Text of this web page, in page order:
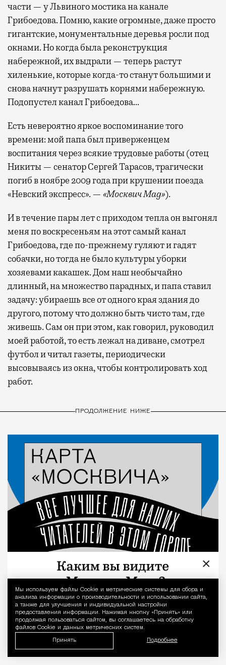
Уведомление
Мы используем файлы Сookie и метрические системы для сбора и
анализа информации о производительности и использовании сайта,
а также для улучшения и индивидуальной настройки
предоставления информации. Нажимая кнопку «Принять» или
продолжая пользоваться сайтом, вы соглашаетесь на обработку
файлов Cookie и данных метрических систем.
Принять Подробнее
Бизнес-зал становится местом, где можно
провести переговоры, поработать или просто
выпить кофе, наблюдая сквозь панорамные
окна за тем, как взлетают и садятся
самолеты. В Москве нет недостатка
в лаунжах. В аэропортах их обычно
несколько — в разных зонах воздушных
гаваней. На некоторых вокзалах — тоже.
Лаунжи доступны на Ленинградском,
Павелецком, Казанском, Ярославском
Попасть в бизнес-залы
могут держатели карт Mir Supreme. Причем
не только в столице. Всего доступно более
1000 бизнес-залов по всему миру.
части — у Львиного мостика на канале
Грибоедова. Помню, какие огромные, даже просто
гигантские, монументальные деревья росли под
окнами. Но когда была реконструкция
набережной, их выдрали — теперь растут
хиленькие, которые когда-то станут большими и
снова начнут разрушать корнями набережную.
Подопустел канал Грибоедова…
Есть невероятно яркое воспоминание того
времени: мой папа был приверженцем
воспитания через всякие трудовые работы (отец
Никиты — сенатор Сергей Тарасов, трагически
погиб в ноябре 2009 года при крушении поезда
«Невский экспресс». — «Москвич Mag»).
И в течение пары лет с приходом тепла он выгонял
меня по воскресеньям на этот самый канал
Грибоедова, где по-прежнему гуляют и гадят
собачки, но тогда не было культуры уборки
хозяевами какашек. Дом наш необычайно
длинный, на множество парадных, и папа ставил
задачу: убираешь все от одного края здания до
другого, потому что должно быть чисто там, где
живешь. Сам он при этом, как говорил, руководил
моей работой, то есть лежал на диване, смотрел
футбол и читал газеты, периодически
высовываясь из окна, чтобы контролировать ход
работ.
ПРОДОЛЖЕНИЕ НИЖЕ
×